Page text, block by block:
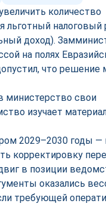
количество
льготный
доход).
на полях
что решение
министерство свои
изучает
2029–2030 годы —
корректировку
в позиции
оказались
требующей